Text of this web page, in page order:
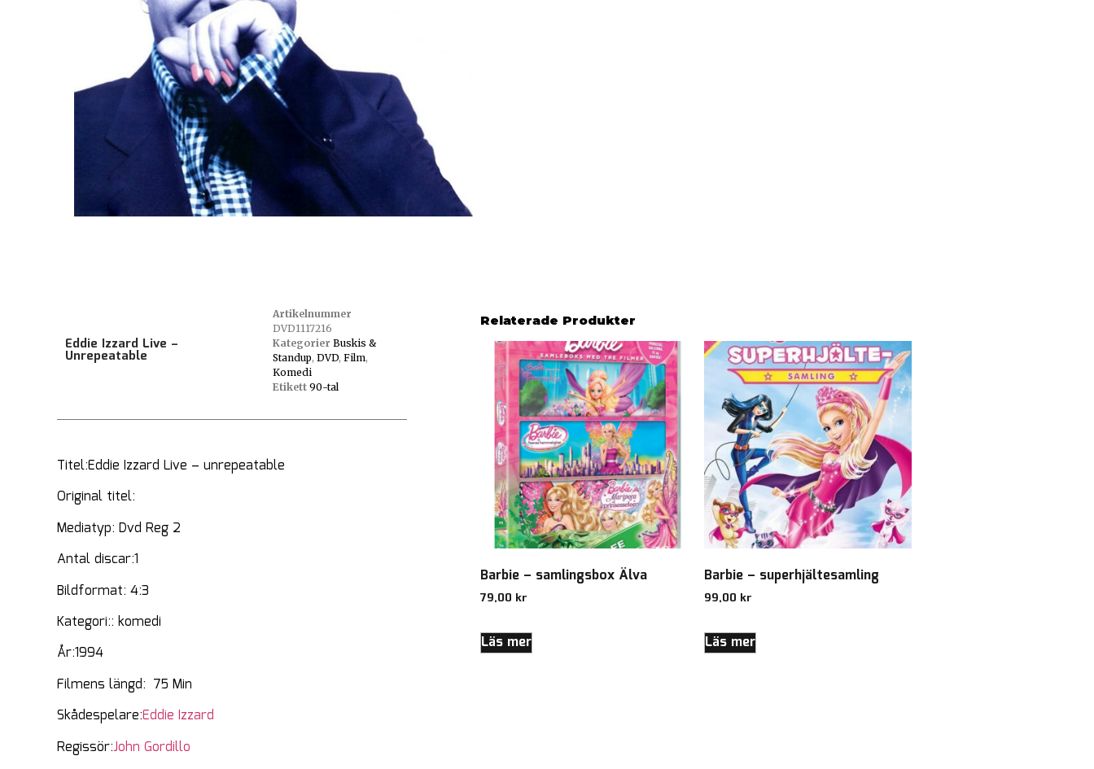
Eddie Izzard Live –
Unrepeatable
Artikelnummer
DVD1117216
Kategorier Buskis &
Standup, DVD, Film,
Komedi
Etikett 90-tal
Titel:Eddie Izzard Live – unrepeatable
Original titel:
Mediatyp: Dvd Reg 2
Antal discar:1
Bildformat: 4:3
Kategori:: komedi
År:1994
Filmens längd: 75 Min
Skådespelare:Eddie Izzard
Regissör:John Gordillo
Relaterade Produkter
Barbie – samlingsbox Älva
79,00 kr
Läs mer
Barbie – superhjältesamling
99,00 kr
Läs mer